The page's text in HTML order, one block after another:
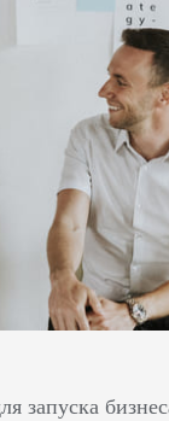
запуска